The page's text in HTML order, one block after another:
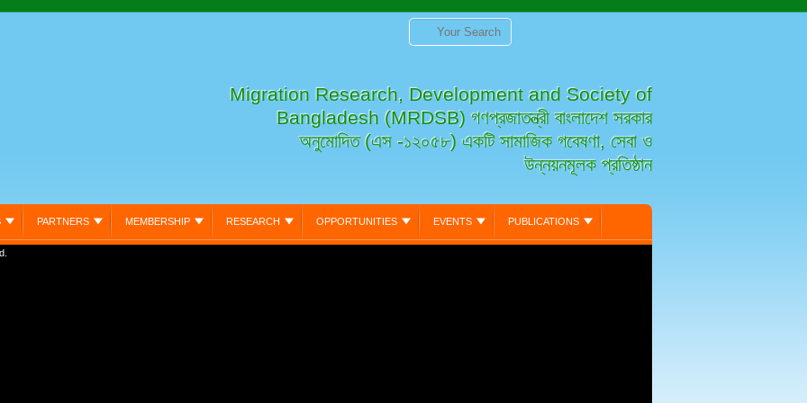
Migration Research, Development and Society of
Bangladesh (MRDSB) গণপ্রজাতন্ত্রী বাংলাদেশ সরকার
অনুমোদিত (এস -১২০৫৮) একটি সামাজিক গবেষণা, সেবা ও
উন্নয়নমূলক প্রতিষ্ঠান
PARTNERS MEMBERSHIP RESEARCH OPPORTUNITIES EVENTS PUBLICATIONS